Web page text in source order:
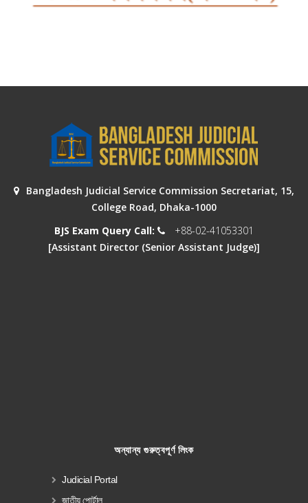
Bangladesh Judicial Service Commission Secretariat, 15,
College Road, Dhaka-1000
BJS Exam Query Call:
+88-02-41053301
[Assistant Director (Senior Assistant Judge)]
অন্যান্য গুরুত্বপূর্ণ লিংক
Judicial Portal
জাতীয় পোর্টাল